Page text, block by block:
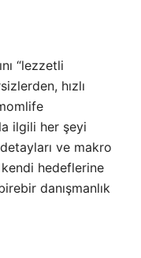
“lezzetli
hızlı
ilgili her şeyi
ve makro
kendi hedeflerine
danışmanlık